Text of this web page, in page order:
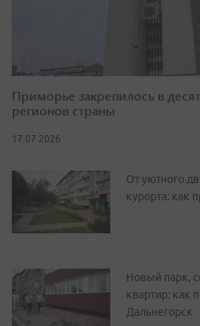
Приморье закрепилось в
регионов страны
17.07.2026
От уютного
курорта: как
Новый парк,
квартир: как
Дальнегорск